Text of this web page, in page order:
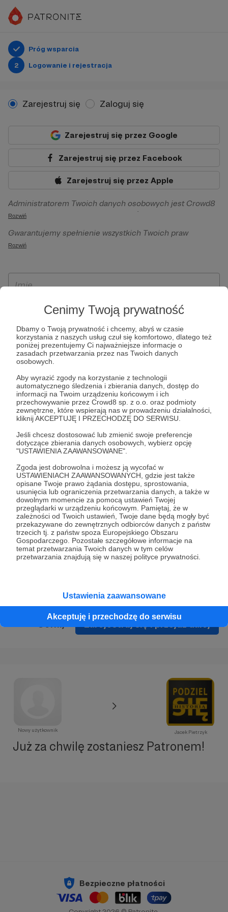
Cenimy Twoją prywatność
Dbamy o Twoją prywatność i chcemy, abyś w czasie
korzystania z naszych usług czuł się komfortowo, dlatego też
poniżej prezentujemy Ci najważniejsze informacje o
zasadach przetwarzania przez nas Twoich danych
osobowych.
Aby wyrazić zgody na korzystanie z technologii
automatycznego śledzenia i zbierania danych, dostęp do
informacji na Twoim urządzeniu końcowym i ich
przechowywanie przez Crowd8 sp. z o.o. oraz podmioty
zewnętrzne, które wspierają nas w prowadzeniu działalności,
kliknij AKCEPTUJĘ I PRZECHODZĘ DO SERWISU.
Jeśli chcesz dostosować lub zmienić swoje preferencje
dotyczące zbierania danych osobowych, wybierz opcję
"USTAWIENIA ZAAWANSOWANE".
Zgoda jest dobrowolna i możesz ją wycofać w
USTAWIENIACH ZAAWANSOWANYCH, gdzie jest także
opisane Twoje prawo żądania dostępu, sprostowania,
usunięcia lub ograniczenia przetwarzania danych, a także w
dowolnym momencie za pomocą ustawień Twojej
przeglądarki w urządzeniu końcowym. Pamiętaj, że w
zależności od Twoich ustawień, Twoje dane będą mogły być
przekazywane do zewnętrznych odbiorców danych z państw
trzecich tj. z państw spoza Europejskiego Obszaru
Gospodarczego. Pozostałe szczegółowe informacje na
temat przetwarzania Twoich danych w tym celów
przetwarzania znajdują się w naszej polityce prywatności.
Ustawienia zaawansowane
Akceptuję i przechodzę do serwisu
Próg wsparcia
2
Logowanie i rejestracja
Zarejestruj się Zaloguj się
Zarejestruj się przez Google
Zarejestruj się przez Facebook
Zarejestruj się przez Apple
Administratorem Twoich danych osobowych jest Crowd8
sp. z o.o. z siedziba w Warszawie, ul. Żwirki i Wigury 16, 02-
092 Warszawa. Twoje dane osobowe będą przetwarzane w
szczególności w celu wykonania umowy zawartej z Tobą, w
Patronite.pl, w tym możliwości dokonywania oraz
otrzymywania wsparcia na naszej platformie oraz
Rozwiń
Gwarantujemy spełnienie wszystkich Twoich praw
wynikających z ogólnego rozporządzenia o ochronie
ich przenoszenia, niepodlegania zautomatyzowanemu
wyrażenia sprzeciwu wobec przetwarzania Twoich danych
osobowych. Rejestracja dla osób niepełnoletnich możliwa
jest po przekazaniu podpisanego formularza "Zgodna na
założenie konta przez osobę niepełnoletnią", formularz
dostępny jest na stronie regulaminu Patronite.pl.
Rozwiń
* Zapoznałem się i akceptujęRegulaminserwisu oraz
* Wyrażam zgodę na przetwarzanie moich danych
osobowych podanych w formularzu rejestracyjnym w celu
prawidłowego świadczenia usług serwisu Patronite.
Wyrażam zgodę na otrzymywanie drogą elektroniczną
informacji handlowych - newslettera. Opcja ta może zostać
zmieniona w ustawieniach konta.
Zarejestruj się i przejdź dalej
Nowy użytkownik Jacek Pietrzyk
Już za chwilę zostaniesz Patronem!
Bezpieczne płatności